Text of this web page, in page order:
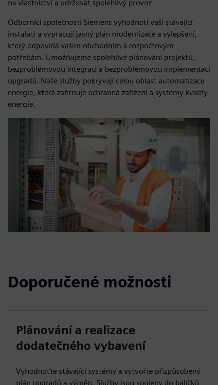
na vlastnictví a udržovat spolehlivý provoz.
Odborníci společnosti Siemens vyhodnotí vaši stávající
instalaci a vypracují jasný plán modernizace a vylepšení,
který odpovídá vašim obchodním a rozpočtovým
potřebám. Umožňujeme spolehlivé plánování projektů,
bezproblémovou integraci a bezproblémovou implementaci
upgradů. Naše služby pokrývají celou oblast automatizace
energie, která zahrnuje ochranná zařízení a systémy kvality
energie.
Doporučené možnosti
Plánování a realizace
dodatečného vybavení
Vyhodnoťte stávající systémy a vytvořte přizpůsobený
plán upgradů a výměn. Služby jsou spojeny do balíčků,